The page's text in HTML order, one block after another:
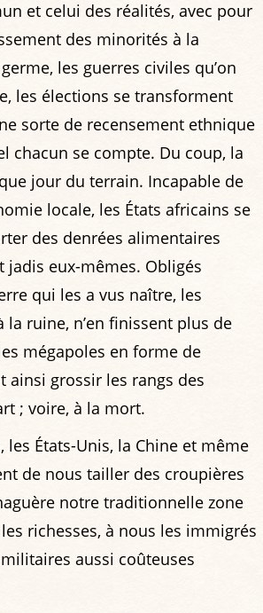
et celui des réalités, avec pour
des minorités à la
les guerres civiles qu’on
les élections se transforment
sorte de recensement ethnique
chacun se compte. Du coup, la
jour du terrain. Incapable de
locale, les États africains se
des denrées alimentaires
jadis eux-mêmes. Obligés
qui les a vus naître, les
la ruine, n’en finissent plus de
mégapoles en forme de
ainsi grossir les rangs des
; voire, à la mort.
les États-Unis, la Chine et même
de nous tailler des croupières
notre traditionnelle zone
richesses, à nous les immigrés
aussi coûteuses